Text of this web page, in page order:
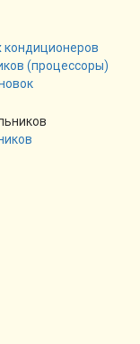
кондиционеров
(процессоры)